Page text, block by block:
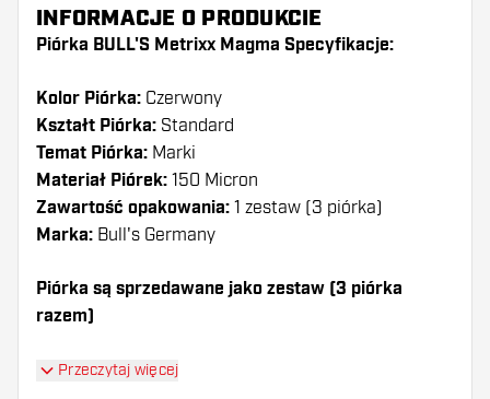
INFORMACJE O PRODUKCIE
Piórka BULL'S Metrixx Magma Specyfikacje:
Kolor Piórka: Czerwony
Kształt Piórka: Standard
Temat Piórka: Marki
Materiał Piórek: 150 Micron
Zawartość opakowania: 1 zestaw (3 piórka)
Marka: Bull's Germany
Piórka są sprzedawane jako zestaw (3 piórka
razem)
Dartshopper tip!
Przeczytaj więcej